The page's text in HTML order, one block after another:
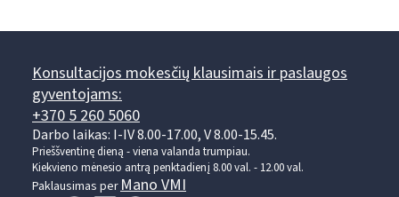
Konsultacijos mokesčių klausimais ir paslaugos
gyventojams:
+370 5 260 5060
Darbo laikas: I-IV 8.00-17.00, V 8.00-15.45.
Prieššventinę dieną - viena valanda trumpiau.
Kiekvieno mėnesio antrą penktadienį 8.00 val. - 12.00 val.
Paklausimas perMano VMI